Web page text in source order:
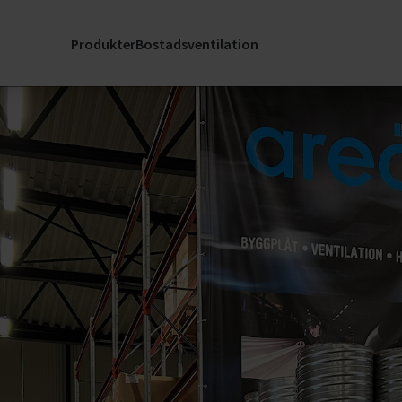
ProdukterBostadsventilation
Stöd
SERVICELänk:
för mitt
Registrera